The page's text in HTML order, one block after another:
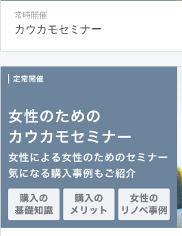
常時開催
カウカモセミナー